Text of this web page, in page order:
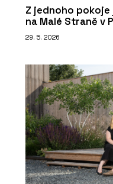
Z jednoho
na Malé Straně v
29. 5. 2026